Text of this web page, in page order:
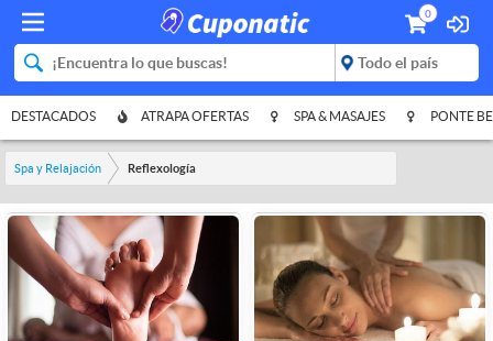
0
DESTACADOS ATRAPA OFERTAS SPA & MASAJES PONTE
Spa y Relajación Reflexología